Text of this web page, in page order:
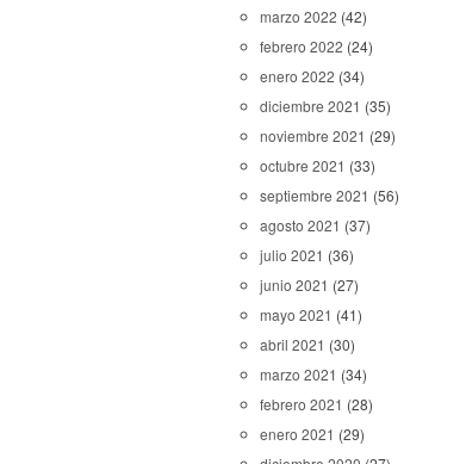
marzo 2022 (42)
febrero 2022 (24)
enero 2022 (34)
diciembre 2021 (35)
noviembre 2021 (29)
octubre 2021 (33)
septiembre 2021 (56)
agosto 2021 (37)
julio 2021 (36)
junio 2021 (27)
mayo 2021 (41)
abril 2021 (30)
marzo 2021 (34)
febrero 2021 (28)
enero 2021 (29)